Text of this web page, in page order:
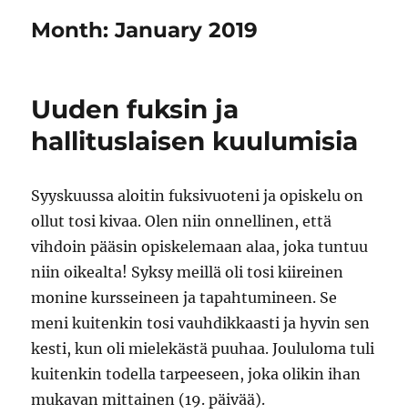
Month:January 2019
Uuden fuksin ja
hallituslaisen kuulumisia
Syyskuussa aloitin fuksivuoteni ja opiskelu on
ollut tosi kivaa. Olen niin onnellinen, että
vihdoin pääsin opiskelemaan alaa, joka tuntuu
niin oikealta! Syksy meillä oli tosi kiireinen
monine kursseineen ja tapahtumineen. Se
meni kuitenkin tosi vauhdikkaasti ja hyvin sen
kesti, kun oli mielekästä puuhaa. Joululoma tuli
kuitenkin todella tarpeeseen, joka olikin ihan
mukavan mittainen (19. päivää).